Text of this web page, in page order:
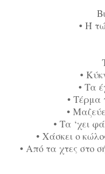
• Ή
•
• Τα
• Τέρμα
•
• Τα ‘χει
• Χάσκει ο
• Από τα χτες στο